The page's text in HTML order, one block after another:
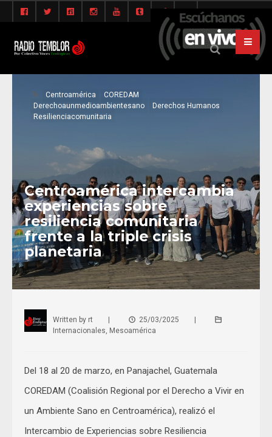
Centroamérica
COREDAM
Derechoaunmedioambientesano
Derechos Humanos
Resilienciacomunitaria
Centroamérica intercambia
experiencias sobre
resiliencia comunitaria
frente a la triple crisis
planetaria
Written by rt | 25/03/2025
|
Internacionales Mesoamérica
Del 18 al 20 de marzo, en Panajachel, Guatemala
COREDAM (Coalisión Regional por el Derecho a Vivir en
un Ambiente Sano en Centroamérica), realizó el
Intercambio de Experiencias sobre Resiliencia